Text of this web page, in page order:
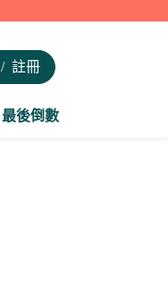
/ 註冊
最後倒數